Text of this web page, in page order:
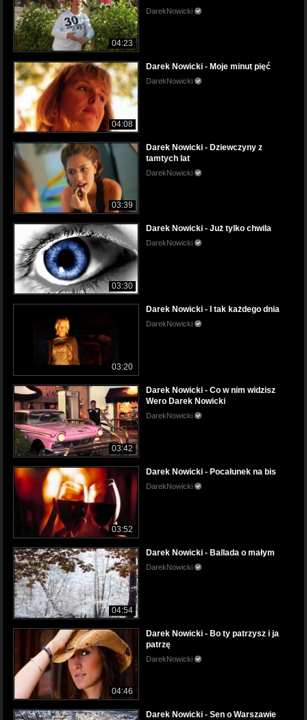
04:23
DarekNowicki
04:08
Darek Nowicki - Moje minut pięć
DarekNowicki
03:39
Darek Nowicki - Dziewczyny z
tamtych lat
DarekNowicki
03:30
Darek Nowicki - Już tylko chwila
DarekNowicki
03:20
Darek Nowicki - I tak każdego dnia
DarekNowicki
03:42
Darek Nowicki - Co w nim widzisz
Wero Darek Nowicki
DarekNowicki
03:52
Darek Nowicki - Pocałunek na bis
DarekNowicki
04:54
Darek Nowicki - Ballada o małym
DarekNowicki
04:46
Darek Nowicki - Bo ty patrzysz i ja
patrzę
DarekNowicki
Darek Nowicki - Sen o Warszawie